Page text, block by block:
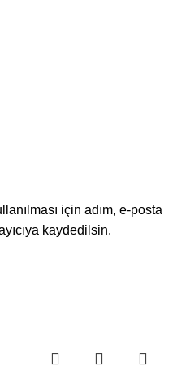
için adım, e-posta
kaydedilsin.